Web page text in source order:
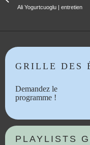
Ali Yogurtcuoglu | entretien
GRILLE DES
Demandez le
programme !
PLAYLISTS